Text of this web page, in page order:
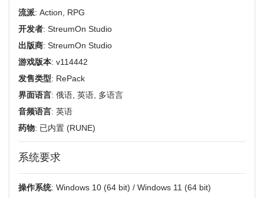
流派: Action, RPG
开发者: StreumOn Studio
出版商: StreumOn Studio
游戏版本: v114442
发售类型: RePack
界面语言: 俄语, 英语, 多语言
音频语言: 英语
药物: 已内置 (RUNE)
系统要求
操作系统: Windows 10 (64 bit) / Windows 11 (64 bit)